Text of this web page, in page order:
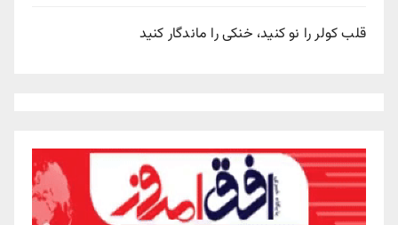
قلب کولر را نو کنید، خنکی را ماندگار کنید